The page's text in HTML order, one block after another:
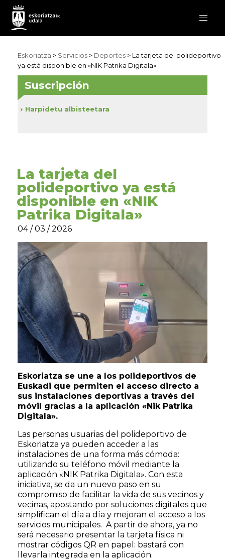
Eskoriatza > Servicios > Deportes > La tarjeta del polideportivo
ya está disponible en «NIK Patrika Digitala»
La tarjeta del
polideportivo ya está
disponible en «NIK
Patrika Digitala»
04 / 03 / 2026
Eskoriatza se une a los polideportivos de
Euskadi que permiten el acceso directo a
sus instalaciones deportivas a través del
móvil gracias a la aplicación «Nik Patrika
Digitala».
Las personas usuarias del polideportivo de
Eskoriatza ya pueden acceder a las
instalaciones de una forma más cómoda:
utilizando su teléfono móvil mediante la
aplicación «NIK Patrika Digitala». Con esta
iniciativa, se da un nuevo paso en su
compromiso de facilitar la vida de sus vecinos y
vecinas, apostando por soluciones digitales que
simplifican el día a día y mejoran el acceso a los
servicios municipales. A partir de ahora, ya no
será necesario presentar la tarjeta física ni
mostrar códigos QR en papel: bastará con
llevarla integrada en la aplicación.
Suscripción
Harpidetu albisteetara